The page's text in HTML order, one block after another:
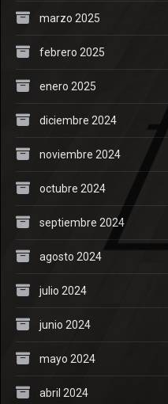
marzo 2025
febrero 2025
enero 2025
diciembre 2024
noviembre 2024
octubre 2024
septiembre 2024
agosto 2024
julio 2024
junio 2024
mayo 2024
abril 2024